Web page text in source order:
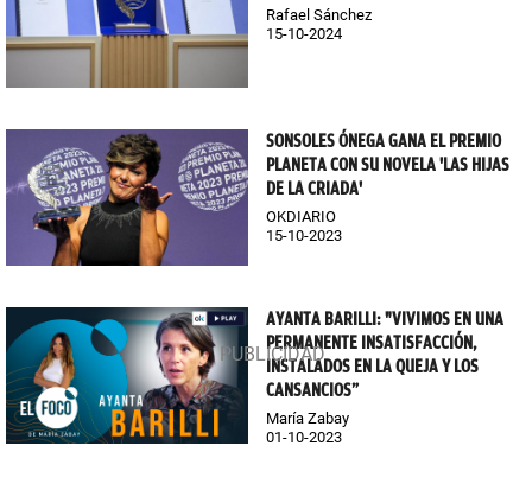
Rafael Sánchez
15-10-2024
SONSOLES ÓNEGA GANA EL PREMIO
PLANETA CON SU NOVELA 'LAS HIJAS
DE LA CRIADA'
OKDIARIO
15-10-2023
AYANTA BARILLI: "VIVIMOS EN UNA
PERMANENTE INSATISFACCIÓN,
INSTALADOS EN LA QUEJA Y LOS
CANSANCIOS”
María Zabay
01-10-2023